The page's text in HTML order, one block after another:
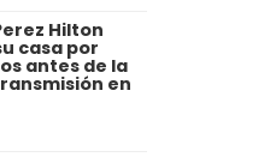
Hilton
casa por
antes de la
en